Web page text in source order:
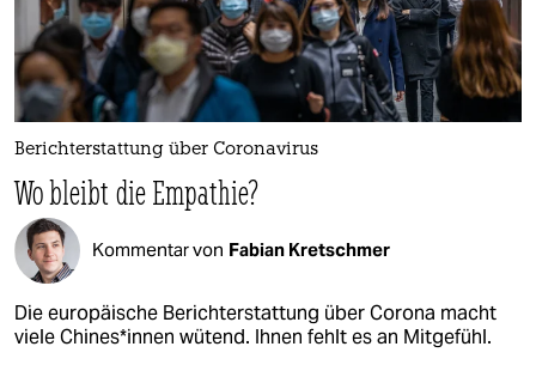
Berichterstattung über Coronavirus
Wo bleibt die Empathie?
Kommentar von Fabian Kretschmer
Die europäische Berichterstattung über Corona macht
viele Chines*innen wütend. Ihnen fehlt es an Mitgefühl.